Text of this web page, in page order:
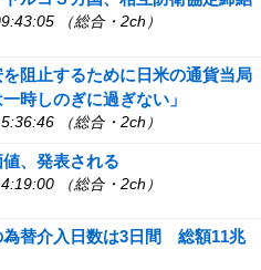
（総合・2ch）
阻止するために日米の通貨当局
時しのぎに過ぎない」
（総合・2ch）
値、発表される
（総合・2ch）
為替介入日数は3日間 総額11兆